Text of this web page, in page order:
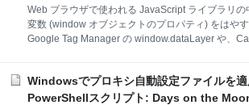
Web ブラウザで使われる JavaScript ライブラリ
変数 (window オブジェクトのプロパティ) をはやす
Google Tag Manager の window.dataLayer や、
なるモジュールを用意したいところです。グロー
るのはラッパーモジュール内のみにとどめ、他の
Windowsでプロキシ自動設定ファイルを適
PowerShellスクリプト: Days on the